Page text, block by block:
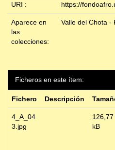
URI : https://
Aparece en
las
colecciones:
Valle del Chota -
Ficheros en este ítem:
Fichero Descripción
4_A_04
3.jpg
126,77
kB